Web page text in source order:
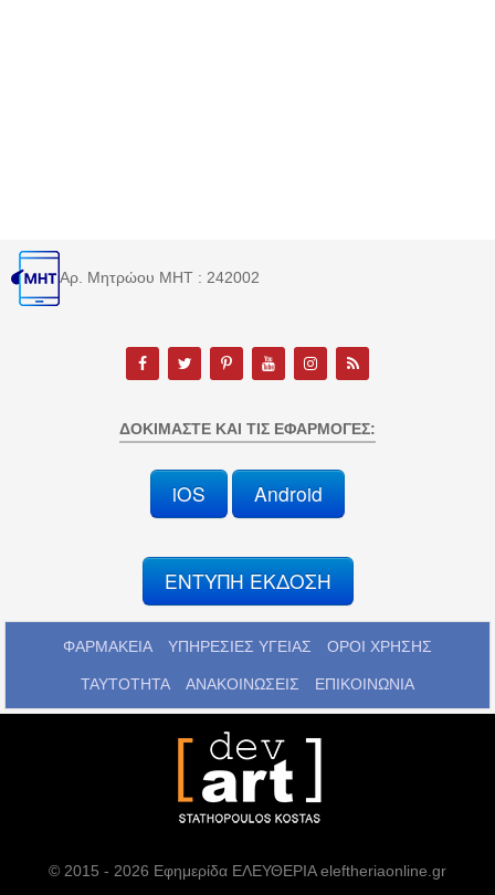
Αρ. Μητρώου MHT : 242002
ΔΟΚΙΜΆΣΤΕ ΚΑΙ ΤΙΣ ΕΦΑΡΜΟΓΈΣ:
iOS Android
ΕΝΤΥΠΗ ΕΚΔΟΣΗ
ΦΑΡΜΑΚΕΙΑ ΥΠΗΡΕΣΙΕΣ ΥΓΕΙΑΣ ΟΡΟΙ ΧΡΗΣΗΣ
ΤΑΥΤΟΤΗΤΑ ΑΝΑΚΟΙΝΩΣΕΙΣ ΕΠΙΚΟΙΝΩΝΙΑ
© 2015 - 2026 Εφημερίδα ΕΛΕΥΘΕΡΙΑ eleftheriaonline.gr